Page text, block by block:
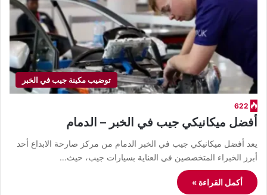
توضيب مكينة جيب في الخبر
622
أفضل ميكانيكي جيب في الخبر – الدمام
يعد أفضل ميكانيكي جيب في الخبر الدمام من مركز صارحة الابداع أحد
أبرز الخبراء المتخصصين في العناية بسيارات جيب، حيث…
أكمل القراءة »